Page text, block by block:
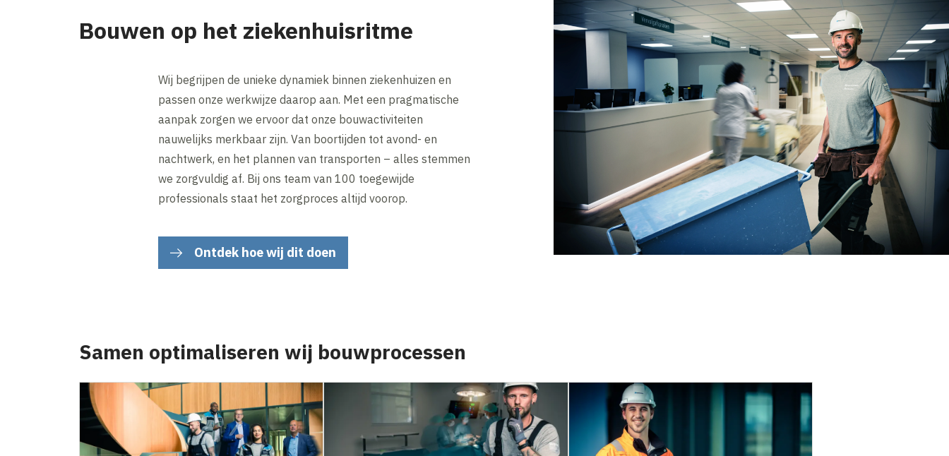
Bouwen op het ziekenhuisritme
Wij begrijpen de unieke dynamiek binnen ziekenhuizen en
passen onze werkwijze daarop aan. Met een pragmatische
aanpak zorgen we ervoor dat onze bouwactiviteiten
nauwelijks merkbaar zijn. Van boortijden tot avond- en
nachtwerk, en het plannen van transporten – alles stemmen
we zorgvuldig af. Bij ons team van 100 toegewijde
professionals staat het zorgproces altijd voorop.
Ontdek hoe wij dit doen
Samen optimaliseren wij bouwprocessen